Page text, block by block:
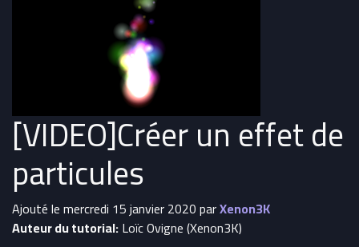
[VIDEO]Créer un effet de
particules
Ajouté le mercredi 15 janvier 2020 parXenon3K
Auteur du tutorial:Loïc Ovigne (Xenon3K)